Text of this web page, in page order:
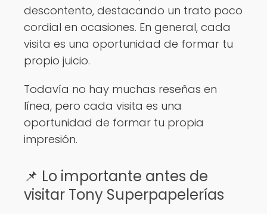
descontento, destacando un trato poco
cordial en ocasiones. En general, cada
visita es una oportunidad de formar tu
propio juicio.
Todavía no hay muchas reseñas en
línea, pero cada visita es una
oportunidad de formar tu propia
impresión.
📌 Lo importante antes de
visitar Tony Superpapelerías